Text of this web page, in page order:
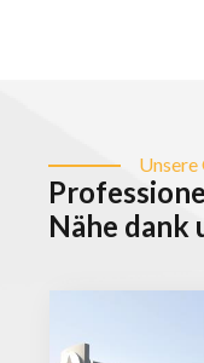
Unsere
Nähe dank